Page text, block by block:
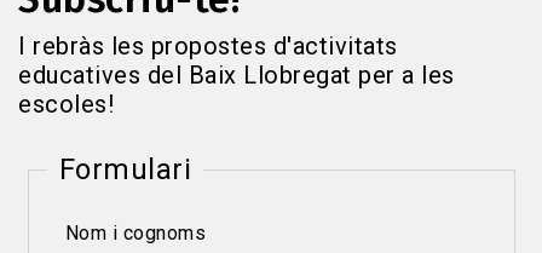
I rebràs les propostes d'activitats
educatives del Baix Llobregat per a les
escoles!
Formulari
Nom i cognoms